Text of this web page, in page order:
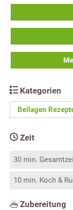
Kategorien
Beilagen
Zeit
30 min.
10 min. Koch &
Zubereitung